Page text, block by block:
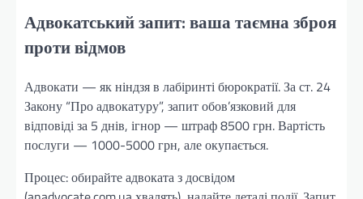
Адвокатський запит: ваша таємна зброя
проти відмов
Адвокати — як ніндзя в лабіринті бюрократії. За ст. 24
Закону “Про адвокатуру”, запит обов’язковий для
відповіді за 5 днів, ігнор — штраф 8500 грн. Вартість
послуги — 1000-5000 грн, але окупається.
Процес: обирайте адвоката з досвідом